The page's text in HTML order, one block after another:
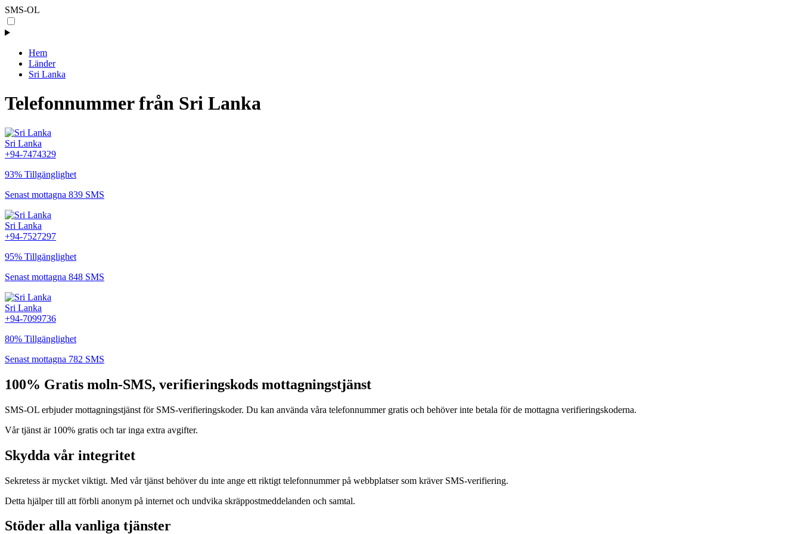
SMS-OL
Hem
Länder
Sri Lanka
Telefonnummer från Sri Lanka
Sri Lanka
+94-7474329
93% Tillgänglighet
Senast mottagna 839 SMS
Sri Lanka
+94-7527297
95% Tillgänglighet
Senast mottagna 848 SMS
Sri Lanka
+94-7099736
80% Tillgänglighet
Senast mottagna 782 SMS
100% Gratis moln-SMS, verifieringskods mottagningstjänst
SMS-OL erbjuder mottagningstjänst för SMS-verifieringskoder. Du kan använda våra telefonnummer gratis och behöver inte betala för de mottagna verifieringskoderna.
Vår tjänst är 100% gratis och tar inga extra avgifter.
Skydda vår integritet
Sekretess är mycket viktigt. Med vår tjänst behöver du inte ange ett riktigt telefonnummer på webbplatser som kräver SMS-verifiering.
Detta hjälper till att förbli anonym på internet och undvika skräppostmeddelanden och samtal.
Stöder alla vanliga tjänster